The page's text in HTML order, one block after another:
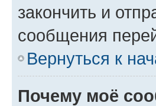
закончить и
сообщения
Вернуться к
Почему моё